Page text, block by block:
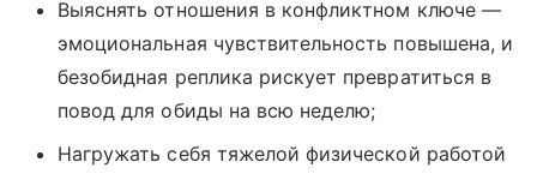
Выяснять отношения в конфликтном ключе —
эмоциональная чувствительность повышена, и
безобидная реплика рискует превратиться в
повод для обиды на всю неделю;
Нагружать себя тяжелой физической работой